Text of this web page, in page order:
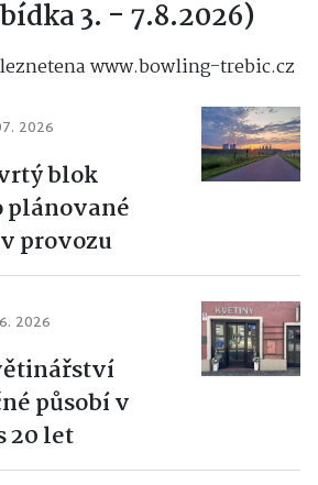
3. - 7.8.2026)
www.bowling-trebic.cz
2026
blok
plánované
provozu
2026
působí v
20 let